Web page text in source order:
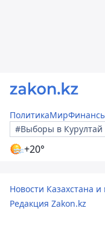
ПолитикаМир
#Выборы в Курултай
+20°
Новости Казахстана
Редакция Zakon.kz